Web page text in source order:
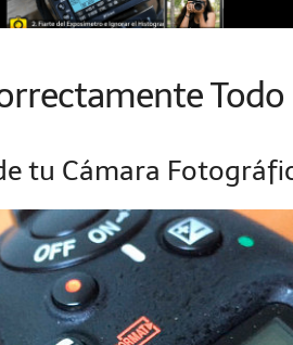
Todo
tu Cámara